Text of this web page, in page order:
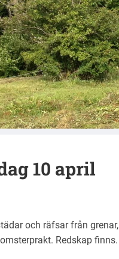
10 april
och räfsar från grenar,
Redskap finns.